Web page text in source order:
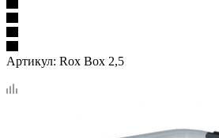
Артикул: Rox Box 2,5